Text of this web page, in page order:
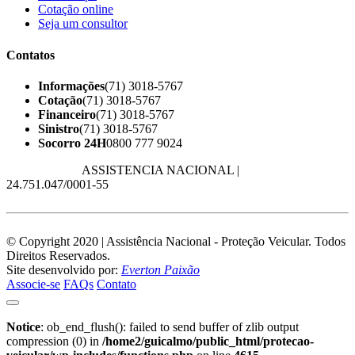
Cotação online
Seja um consultor
Contatos
Informações(71) 3018-5767
Cotação(71) 3018-5767
Financeiro(71) 3018-5767
Sinistro(71) 3018-5767
Socorro 24H0800 777 9024
ASSISTENCIA NACIONAL |
24.751.047/0001-55
© Copyright 2020 | Assistência Nacional - Proteção Veicular. Todos
Direitos Reservados.
Site desenvolvido por: Everton Paixão
Associe-se FAQs Contato
Notice: ob_end_flush(): failed to send buffer of zlib output
compression (0) in /home2/guicalmo/public_html/protecao-